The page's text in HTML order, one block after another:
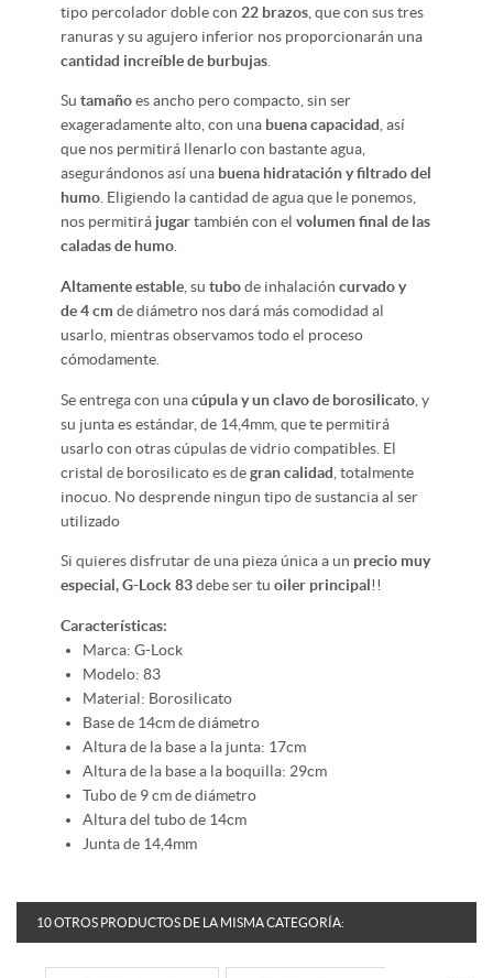
tipo percolador doble con 22 brazos , que con sus tres
ranuras y su agujero inferior nos proporcionarán una
cantidad increíble de burbujas
Su tamañoes ancho pero compacto, sin ser
exageradamente alto, con una buena capacidad, así
que nos permitirá llenarlo con bastante agua,
asegurándonos así una buena hidratación y filtrado del
humo. Eligiendo la cantidad de agua que le ponemos,
nos permitirá jugartambién con el volumen final de las
caladas de humo.
Altamente estable , su tubode inhalación curvado y
de 4 cm de diámetro nos dará más comodidad al
usarlo, mientras observamos todo el proceso
cómodamente.
Se entrega con unacúpula y un clavo de borosilicato , y
su junta es estándar, de 14,4mm, que te permitirá
usarlo con otras cúpulas de vidrio compatibles. El
cristal de borosilicato es degran calidad , totalmente
inocuo. No desprende ningun tipo de sustancia al ser
utilizado
Si quieres disfrutar de una pieza única a un precio muy
especial,G-Lock 83debe ser tu oiler principal!!
Características:
Marca: G-Lock
Modelo: 83
Material: Borosilicato
Base de 14cm de diámetro
Altura de la base a la junta: 17cm
Altura de la base a la boquilla: 29cm
Tubo de 9 cm de diámetro
Altura del tubo de 14cm
Junta de 14,4mm
10 OTROS PRODUCTOS DE LA MISMA CATEGORÍA: